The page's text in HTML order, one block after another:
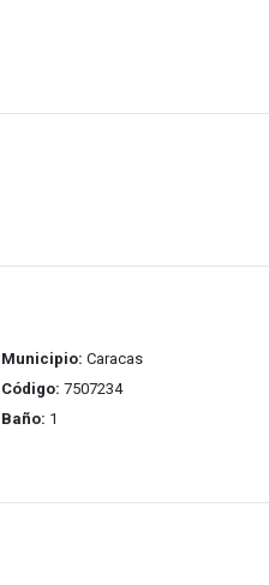
Municipio: Caracas
Código: 7507234
Baño: 1